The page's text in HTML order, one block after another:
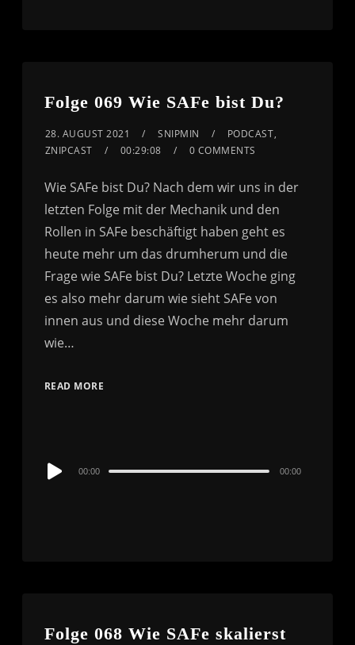
Folge 069 Wie SAFe bist Du?
28. AUGUST 2021 SNIPMIN PODCAST,
ZNIPCAST
00:29:08 0 COMMENTS
Wie SAFe bist Du? Nach dem wir uns in der
letzten Folge mit der Mechanik und den
Rollen in SAFe beschäftigt haben geht es
heute mehr um das drumherum und die
Frage wie SAFe bist Du? Letzte Woche ging
es also mehr darum wie sieht SAFe von
innen aus und diese Woche mehr darum
wie…
READ MORE
Audio
00:00 00:00
Folge 068 Wie SAFe skalierst